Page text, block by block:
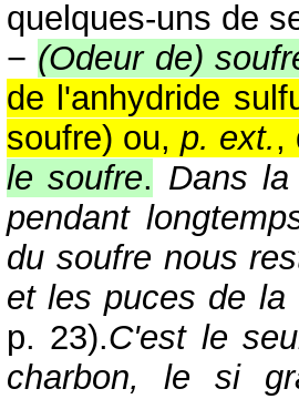
quelques-uns de
− (Odeur de)
de l'anhydride
soufre) ou, p. ext.,
le soufre. Dans
pendant
du soufre nous
et les puces de la
p. 23).C'est le
charbon, le si